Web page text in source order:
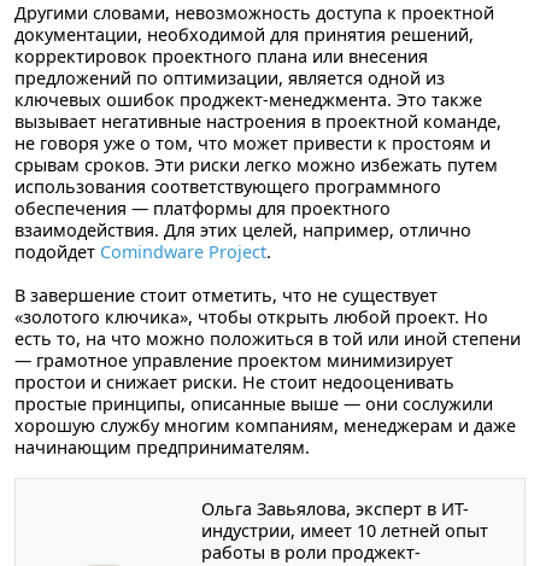
Другими словами, невозможность доступа к проектной
документации, необходимой для принятия решений,
корректировок проектного плана или внесения
предложений по оптимизации, является одной из
ключевых ошибок проджект-менеджмента. Это также
вызывает негативные настроения в проектной команде,
не говоря уже о том, что может привести к простоям и
срывам сроков. Эти риски легко можно избежать путем
использования соответствующего программного
обеспечения — платформы для проектного
взаимодействия. Для этих целей, например, отлично
подойдет Comindware Project.
В завершение стоит отметить, что не существует
«золотого ключика», чтобы открыть любой проект. Но
есть то, на что можно положиться в той или иной степени
— грамотное управление проектом минимизирует
простои и снижает риски. Не стоит недооценивать
простые принципы, описанные выше — они сослужили
хорошую службу многим компаниям, менеджерам и даже
начинающим предпринимателям.
Ольга Завьялова, эксперт в ИТ-
индустрии, имеет 10 летней опыт
работы в роли проджект-